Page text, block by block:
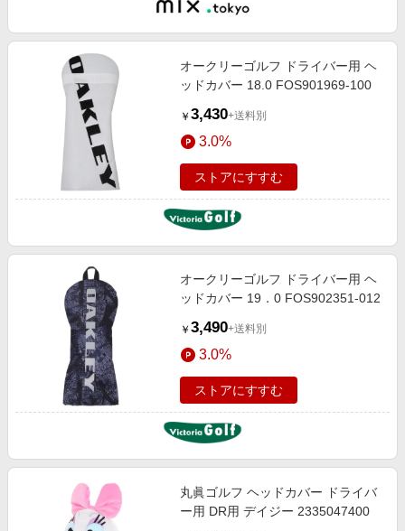
オークリーゴルフ ドライバー用 ヘ
ッドカバー 18.0 FOS901969-100
￥ 3,430+送料別
3.0%
ストアにすすむ
オークリーゴルフ ドライバー用 ヘ
ッドカバー 19．0 FOS902351-012
￥ 3,490+送料別
3.0%
ストアにすすむ
丸眞ゴルフ ヘッドカバー ドライバ
ー用 DR用 デイジー 2335047400